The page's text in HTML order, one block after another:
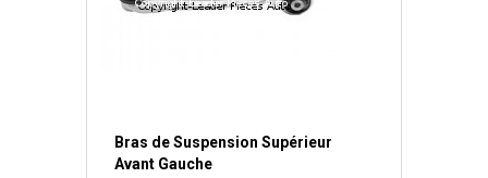
Bras de Suspension Supérieur
Avant Gauche